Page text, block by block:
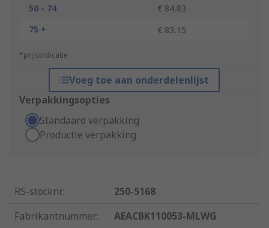
50 - 74
€ 84,83
75 +
€ 83,15
*prijsindicatie
Voeg toe aan onderdelenlijst
Verpakkingsopties
Standaard verpakking
Productie verpakking
RS-stocknr.:
250-5168
Fabrikantnummer:
AEACBK110053-MLWG